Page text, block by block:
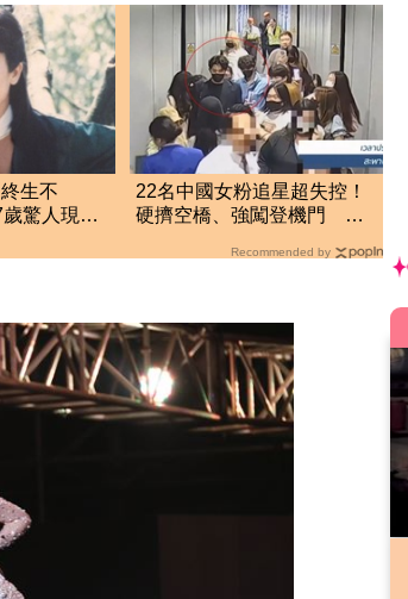
生不
驚人現
22名中國女粉追星超失控！
硬擠空橋、強闖登機門 泰
Recommended by